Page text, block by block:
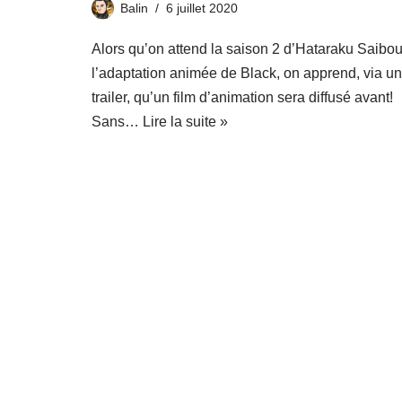
Balin 6 juillet 2020
Alors qu’on attend la saison 2 d’Hataraku
l’adaptation animée de Black, on apprend, via un
trailer, qu’un film d’animation sera diffusé avant!
Sans… Lire la suite »